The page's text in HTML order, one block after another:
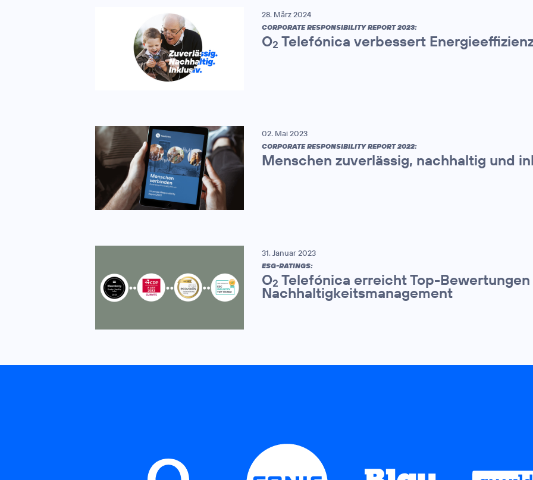
28. März 2024
CORPORATE RESPONSIBILITY REPORT 2023:
O2 Telefónica verbessert
02. Mai 2023
CORPORATE RESPONSIBILITY REPORT 2022:
Menschen zuverlässig, nachhaltig und
31. Januar 2023
ESG-RATINGS:
O2 Telefónica erreicht Top-
Nachhaltigkeitsmanagement